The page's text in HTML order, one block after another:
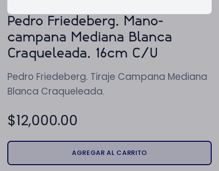
Pedro Friedeberg. Mano-
campana Mediana Blanca
Craqueleada. 16cm C/U
Pedro Friedeberg. Tiraje Campana Mediana
Blanca Craqueleada.
$12,000.00
AGREGAR AL CARRITO